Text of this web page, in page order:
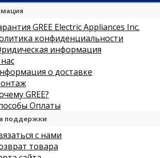
GREE Electric Appliances Inc.
конфиденциальности
информация
о доставке
GREE?
Оплаты
поддержки
с нами
товара